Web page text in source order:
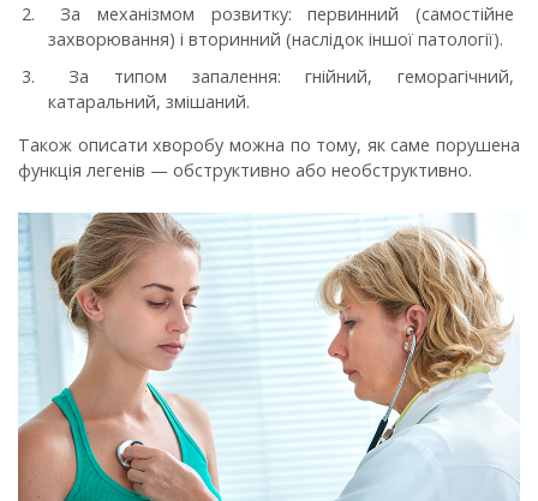
За механізмом розвитку: первинний (самостійне
захворювання) і вторинний (наслідок іншої патології).
За типом запалення: гнійний, геморагічний,
катаральний, змішаний.
Також описати хворобу можна по тому, як саме порушена
функція легенів — обструктивно або необструктивно.